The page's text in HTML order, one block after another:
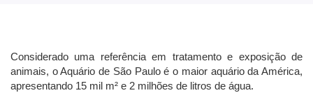
Considerado uma referência em tratamento e exposição de
animais, o Aquário de São Paulo é o maior aquário da América,
apresentando 15 mil m² e 2 milhões de litros de água.